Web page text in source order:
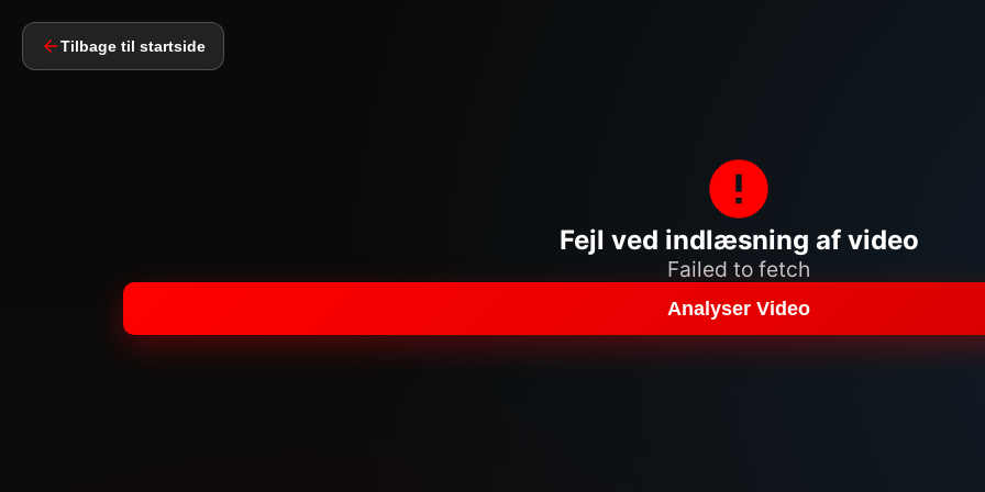
Tilbage til startside
Fejl ved indlæsning af video
Failed to fetch
Analyser Video